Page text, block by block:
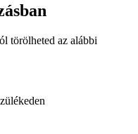
törölheted az alábbi